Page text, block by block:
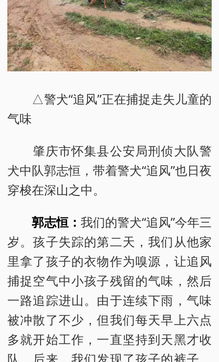
△警犬“追风”正在捕捉走失儿童的
气味
肇庆市怀集县公安局刑侦大队警
犬中队郭志恒，带着警犬“追风”也日夜
穿梭在深山之中。
郭志恒： 我们的警犬“追风”今年三
岁。孩子失踪的第二天，我们从他家
里拿了孩子的衣物作为嗅源，让追风
捕捉空气中小孩子残留的气味，然后
一路追踪进山。由于连续下雨，气味
被冲散了不少，但我们每天早上六点
多就开始工作，一直坚持到天黑才收
队。后来，我们发现了孩子的裤子，